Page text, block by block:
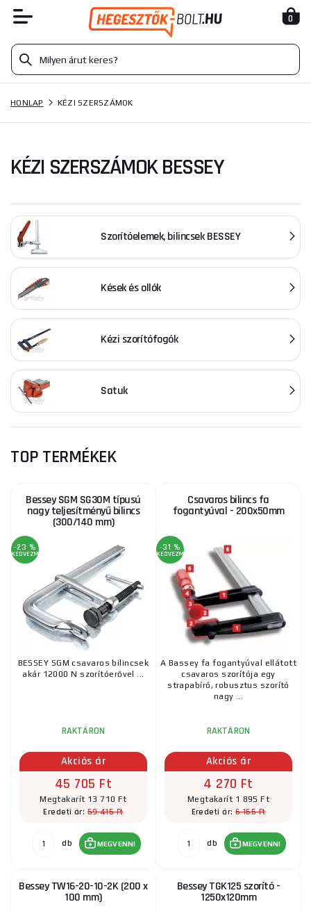
0
HONLAP KÉZI SZERSZÁMOK
KÉZI SZERSZÁMOK BESSEY
Szorítóelemek, bilincsek BESSEY
Kések és ollók
Kézi szorítófogók
Satuk
TOP TERMÉKEK
Bessey SGM SG30M típusú
nagy teljesítményű bilincs
(300/140 mm)
-23 %
KEDVEZMÉNY
BESSEY SGM csavaros bilincsek
akár 12000 N szorítóerővel ...
RAKTÁRON
Akciós ár
45 705 Ft
Megtakarít 13 710 Ft
Eredeti ár:59 415 Ft
db MEGVENNI
Csavaros bilincs fa
fogantyúval - 200x50mm
-31 %
KEDVEZMÉNY
A Bassey fa fogantyúval ellátott
csavaros szorítója egy
strapabíró, robusztus szorító
nagy ...
RAKTÁRON
Akciós ár
4 270 Ft
Megtakarít 1 895 Ft
Eredeti ár:6 165 Ft
db MEGVENNI
Bessey TW16-20-10-2K (200 x
100 mm)
Bessey TGK125 szorító -
1250x120mm